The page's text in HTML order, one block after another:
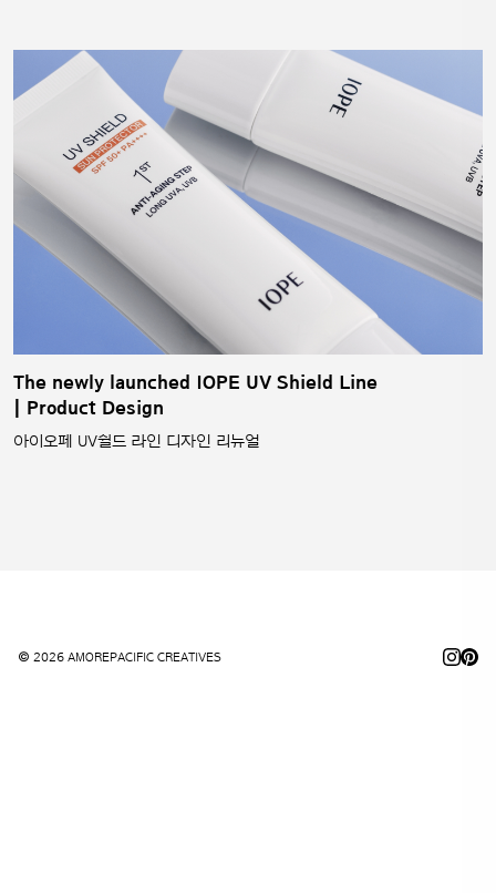
The newly launched IOPE UV Shield Line
| Product Design
아이오페 UV쉴드 라인 디자인 리뉴얼
© 2026 AMOREPACIFIC CREATIVES